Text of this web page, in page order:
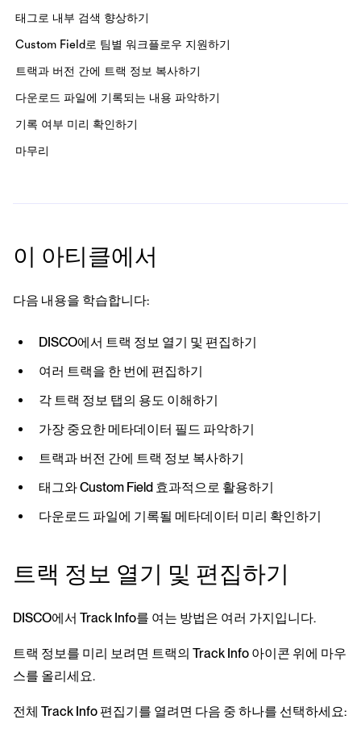
태그로 내부 검색 향상하기
Custom Field로 팀별 워크플로우 지원하기
트랙과 버전 간에 트랙 정보 복사하기
다운로드 파일에 기록되는 내용 파악하기
기록 여부 미리 확인하기
마무리
이 아티클에서
다음 내용을 학습합니다:
DISCO에서 트랙 정보 열기 및 편집하기
여러 트랙을 한 번에 편집하기
각 트랙 정보 탭의 용도 이해하기
가장 중요한 메타데이터 필드 파악하기
트랙과 버전 간에 트랙 정보 복사하기
태그와 Custom Field 효과적으로 활용하기
다운로드 파일에 기록될 메타데이터 미리 확인하기
트랙 정보 열기 및 편집하기
DISCO에서 Track Info를 여는 방법은 여러 가지입니다.
트랙 정보를 미리 보려면 트랙의 Track Info 아이콘 위에 마우
스를 올리세요.
전체 Track Info 편집기를 열려면 다음 중 하나를 선택하세요: